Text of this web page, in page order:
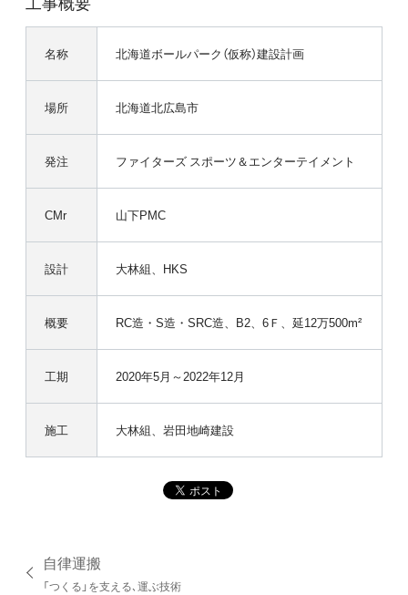
名称 北海道ボールパーク（仮称）建設計画
場所 北海道北広島市
発注 ファイターズ スポーツ＆エンターテイメント
CMr 山下PMC
設計 大林組、HKS
概要 RC造・S造・SRC造、B2、6Ｆ、延12万500m²
工期 2020年5月～2022年12月
施工 大林組、岩田地崎建設
自律運搬
「つくる」を支える､運ぶ技術